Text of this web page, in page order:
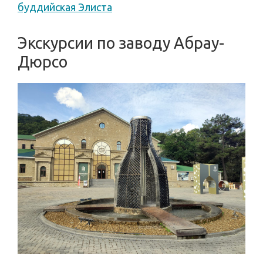
буддийская Элиста
Экскурсии по заводу Абрау-
Дюрсо